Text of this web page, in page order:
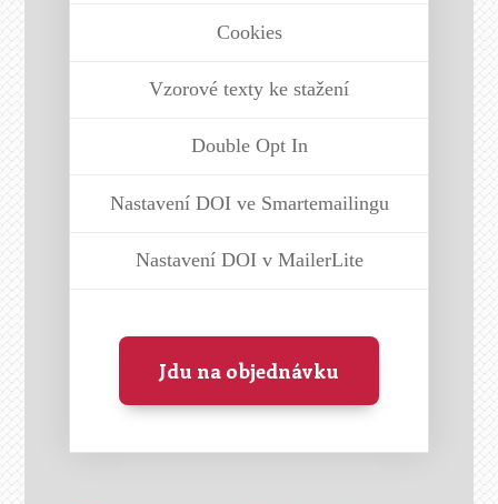
Cookies
Vzorové texty ke stažení
Double Opt In
Nastavení DOI ve Smartemailingu
Nastavení DOI v MailerLite
Jdu na objednávku